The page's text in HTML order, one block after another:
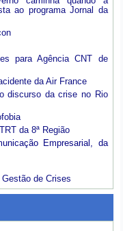
ao programa Jornal da
para Agência CNT de
da Air France
discurso da crise no Rio
da 8ª Região
Empresarial, da
de Crises